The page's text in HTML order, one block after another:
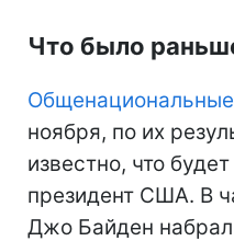
Что было
ноября, по их
известно, что
президент США. В
Джо Байден набрал